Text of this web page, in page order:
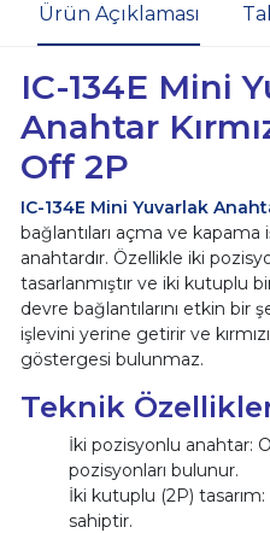
Ürün Açıklaması
IC-134E Mini
Anahtar
Off 2P
IC-134E Mini Yuvarlak
bağlantıları açma ve
anahtardır. Özellikle iki
tasarlanmıştır ve iki kutuplu
devre bağlantılarını etkin bir
işlevini yerine getirir ve
göstergesi bulunmaz.
Teknik
İki pozisyonlu anahtar:
pozisyonları bulunur.
İki kutuplu (2P) tasarım:
sahiptir.